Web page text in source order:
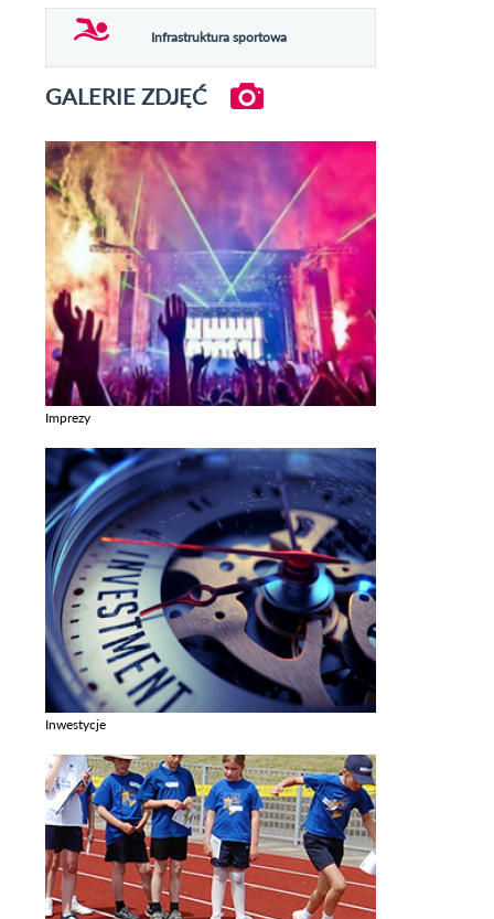
Infrastruktura sportowa
GALERIE ZDJĘĆ
Imprezy
Inwestycje